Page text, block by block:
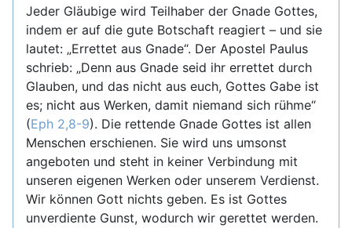
Jeder Gläubige wird Teilhaber der Gnade Gottes,
indem er auf die gute Botschaft reagiert – und sie
lautet: „Errettet aus Gnade“. Der Apostel Paulus
schrieb: „Denn aus Gnade seid ihr errettet durch
Glauben, und das nicht aus euch, Gottes Gabe ist
es; nicht aus Werken, damit niemand sich rühme“
(Eph 2,8-9). Die rettende Gnade Gottes ist allen
Menschen erschienen. Sie wird uns umsonst
angeboten und steht in keiner Verbindung mit
unseren eigenen Werken oder unserem Verdienst.
Wir können Gott nichts geben. Es ist Gottes
unverdiente Gunst, wodurch wir gerettet werden.